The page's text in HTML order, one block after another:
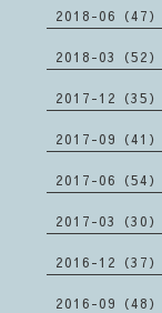
2018-06（47）
2018-03（52）
2017-12（35）
2017-09（41）
2017-06（54）
2017-03（30）
2016-12（37）
2016-09（48）